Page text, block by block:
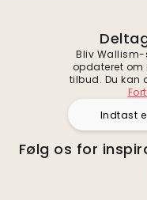
Bliv
opdateret om
tilbud. Du kan
Følg os for